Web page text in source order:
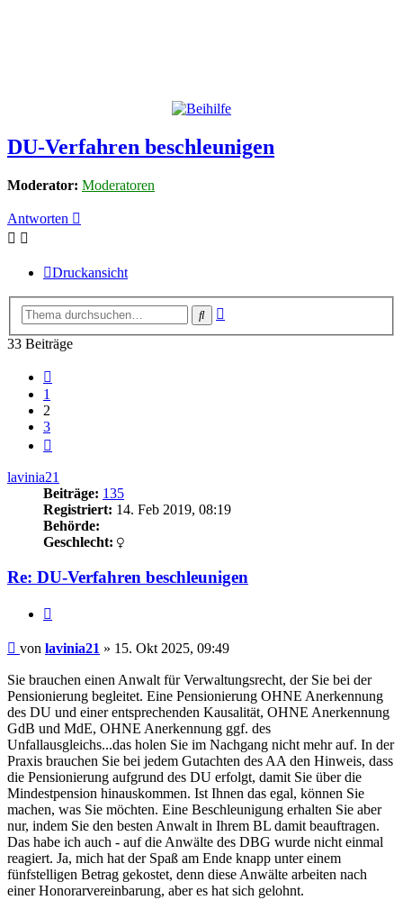
DU-Verfahren beschleunigen
Moderator: Moderatoren
Antworten
Druckansicht
Suche
33 Beiträge
1
2
3
lavinia21
Beiträge: 135
Registriert: 14. Feb 2019, 08:19
Behörde:
Geschlecht:
Re: DU-Verfahren beschleunigen
Beitrag
von lavinia21 » 15. Okt 2025, 09:49
Sie brauchen einen Anwalt für Verwaltungsrecht, der Sie bei der
Pensionierung begleitet. Eine Pensionierung OHNE Anerkennung
des DU und einer entsprechenden Kausalität, OHNE Anerkennung
GdB und MdE, OHNE Anerkennung ggf. des
Unfallausgleichs...das holen Sie im Nachgang nicht mehr auf. In der
Praxis brauchen Sie bei jedem Gutachten des AA den Hinweis, dass
die Pensionierung aufgrund des DU erfolgt, damit Sie über die
Mindestpension hinauskommen. Ist Ihnen das egal, können Sie
machen, was Sie möchten. Eine Beschleunigung erhalten Sie aber
nur, indem Sie den besten Anwalt in Ihrem BL damit beauftragen.
Das habe ich auch - auf die Anwälte des DBG wurde nicht einmal
reagiert. Ja, mich hat der Spaß am Ende knapp unter einem
fünfstelligen Betrag gekostet, denn diese Anwälte arbeiten nach
einer Honorarvereinbarung, aber es hat sich gelohnt.